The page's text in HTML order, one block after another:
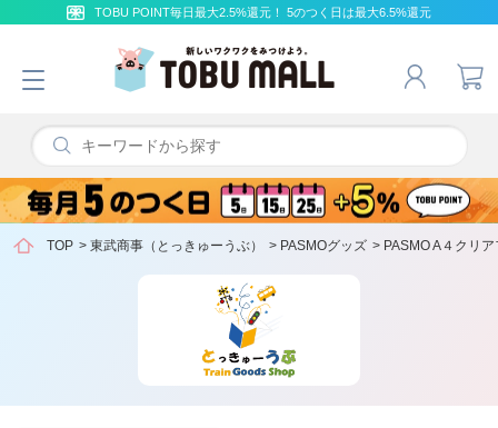
TOBU POINT毎日最大2.5%還元！ 5のつく日は最大6.5%還元
TOP > 東武商事（とっきゅーうぶ） > PASMOグッズ > PASMO A４クリ